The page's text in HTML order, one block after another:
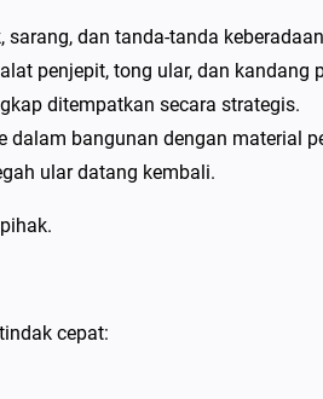
dan tanda-tanda
penjepit, tong ular, dan kandang
ditempatkan secara strategis.
dalam bangunan dengan material
ular datang kembali.
cepat: